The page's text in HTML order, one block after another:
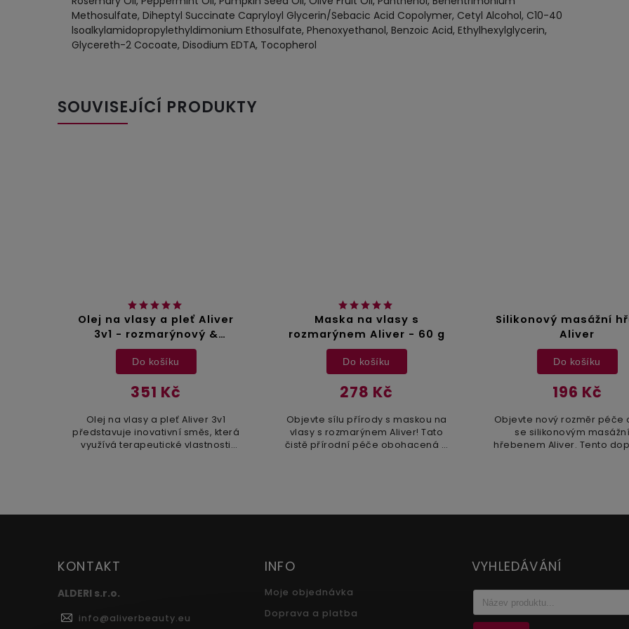
Methosulfate, Diheptyl Succinate Capryloyl Glycerin/Sebacic Acid Copolymer, Cetyl Alcohol, C10-40
lsoalkylamidopropylethyldimonium Ethosulfate, Phenoxyethanol, Benzoic Acid, Ethylhexylglycerin,
Glycereth-2 Cocoate, Disodium EDTA, Tocopherol
SOUVISEJÍCÍ PRODUKTY
Olej na vlasy a pleť Aliver
3v1 - rozmarýnový &
mátový & dýňový olej - 60
ml
351 Kč
Do košíku
Olej na vlasy a pleť Aliver 3v1
představuje inovativní směs, která
využívá terapeutické vlastnosti
Maska na vlasy s
rozmarýnem Aliver - 60 g
278 Kč
Do košíku
Objevte sílu přírody s maskou na
vlasy s rozmarýnem Aliver! Tato
čistě přírodní péče obohacená o
Silikonový masážní
Aliver
196 Kč
Do košíku
Objevte nový rozměr péče
se silikonovým
hřebenem Aliver. Tento
KONTAKT
ALDERI s.r.o.
info@aliverbeauty.eu
INFO
Moje objednávka
Doprava a platba
VYHLEDÁVÁNÍ